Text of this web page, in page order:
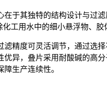
于其独特的结构设计与过
工用水中的细小悬浮物、
精度可灵活调节，通过选
异，叠片采用耐酸碱的高
生产连续性。